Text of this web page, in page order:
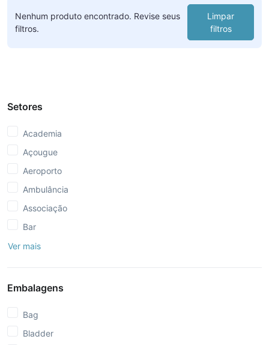
Nenhum produto encontrado. Revise seus
filtros.
Limpar
filtros
Setores
Academia
Açougue
Aeroporto
Ambulância
Associação
Bar
Ver mais
Embalagens
Bag
Bladder